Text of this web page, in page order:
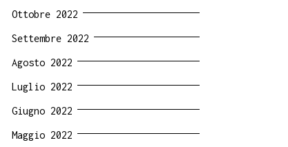
Ottobre 2022
Settembre 2022
Agosto 2022
Luglio 2022
Giugno 2022
Maggio 2022